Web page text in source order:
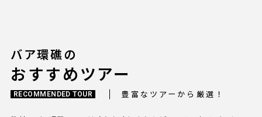
バア環礁の
おすすめツアー
RECOMMENDED TOUR 豊富なツアーから厳選！